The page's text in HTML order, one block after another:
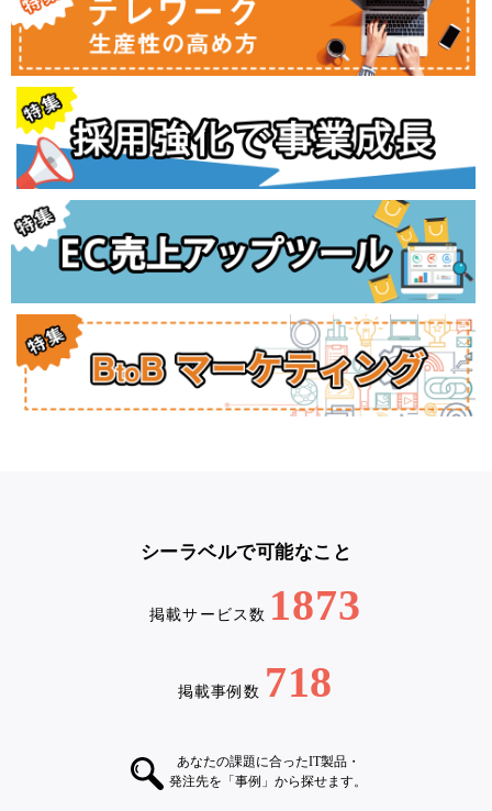
シーラベルで可能なこと
掲載サービス数 1873
掲載事例数 718
あなたの課題に合ったIT製品・
発注先を「事例」から探せます。